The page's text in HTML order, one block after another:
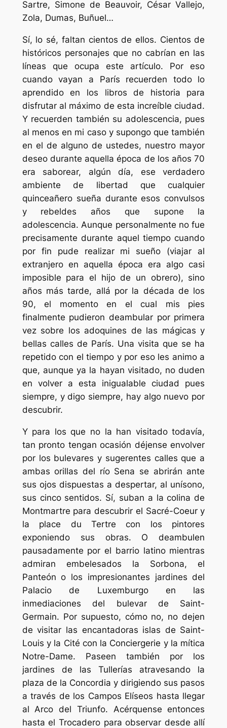
Sartre, Simone de Beauvoir, César Vallejo,
Zola, Dumas, Buñuel…
Sí, lo sé, faltan cientos de ellos. Cientos de
históricos personajes que no cabrían en las
líneas que ocupa este artículo. Por eso
cuando vayan a París recuerden todo lo
aprendido en los libros de historia para
disfrutar al máximo de esta increíble ciudad.
Y recuerden también su adolescencia, pues
al menos en mi caso y supongo que también
en el de alguno de ustedes, nuestro mayor
deseo durante aquella época de los años 70
era saborear, algún día, ese verdadero
ambiente de libertad que cualquier
quinceañero sueña durante esos convulsos
y rebeldes años que supone la
adolescencia. Aunque personalmente no fue
precisamente durante aquel tiempo cuando
por fin pude realizar mi sueño (viajar al
extranjero en aquella época era algo casi
imposible para el hijo de un obrero), sino
años más tarde, allá por la década de los
90, el momento en el cual mis pies
finalmente pudieron deambular por primera
vez sobre los adoquines de las mágicas y
bellas calles de París. Una visita que se ha
repetido con el tiempo y por eso les animo a
que, aunque ya la hayan visitado, no duden
en volver a esta inigualable ciudad pues
siempre, y digo siempre, hay algo nuevo por
descubrir.
Y para los que no la han visitado todavía,
tan pronto tengan ocasión déjense envolver
por los bulevares y sugerentes calles que a
ambas orillas del río Sena se abrirán ante
sus ojos dispuestas a despertar, al unísono,
sus cinco sentidos. Sí, suban a la colina de
Montmartre para descubrir el Sacré-Coeur y
la place du Tertre con los pintores
exponiendo sus obras. O deambulen
pausadamente por el barrio latino mientras
admiran embelesados la Sorbona, el
Panteón o los impresionantes jardines del
Palacio de Luxemburgo en las
inmediaciones del bulevar de Saint-
Germain. Por supuesto, cómo no, no dejen
de visitar las encantadoras islas de Saint-
Louis y la Cité con la Conciergerie y la mítica
Notre-Dame. Paseen también por los
jardines de las Tullerías atravesando la
plaza de la Concordia y dirigiendo sus pasos
a través de los Campos Elíseos hasta llegar
al Arco del Triunfo. Acérquense entonces
hasta el Trocadero para observar desde allí